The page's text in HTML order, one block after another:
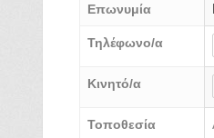
Επωνυμία
Τηλέφωνο/α
Κινητό/α
Τοποθεσία